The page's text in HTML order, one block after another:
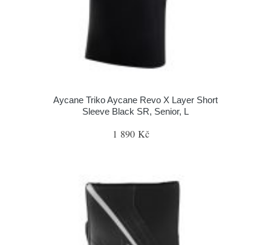
Aycane Triko Aycane Revo X Layer Short
Sleeve Black SR, Senior, L
1 890 Kč